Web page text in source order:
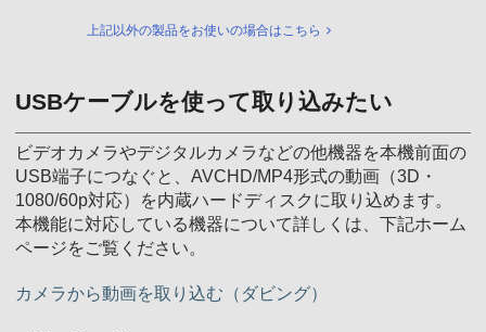
上記以外の製品をお使いの場合はこちら
USBケーブルを使って取り込みたい
ビデオカメラやデジタルカメラなどの他機器を本機前面の
USB端子につなぐと、AVCHD/MP4形式の動画（3D・
1080/60p対応）を内蔵ハードディスクに取り込めます。
本機能に対応している機器について詳しくは、下記ホーム
ページをご覧ください。
カメラから動画を取り込む（ダビング）